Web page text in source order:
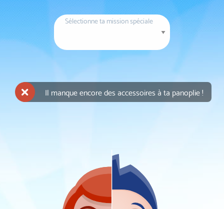
Sélectionne ta mission spéciale
Il manque encore des accessoires à ta panoplie !